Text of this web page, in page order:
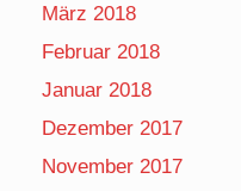
März 2018
Februar 2018
Januar 2018
Dezember 2017
November 2017